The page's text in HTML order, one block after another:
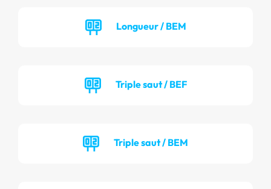
Longueur / BEM
Triple saut / BEF
Triple saut / BEM